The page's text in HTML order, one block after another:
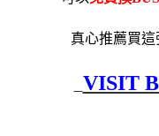
真心推薦買
VISIT